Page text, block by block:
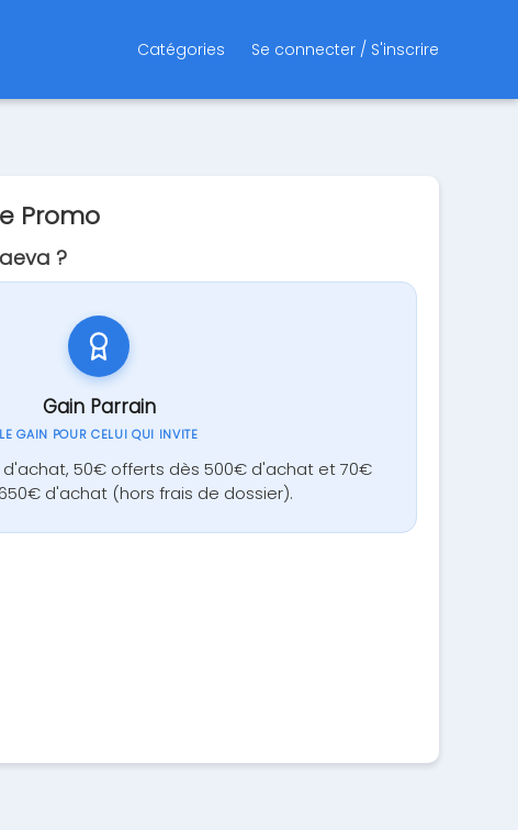
Catégories Se connecter / S'inscrire
Promo
?
Gain Parrain
LE GAIN POUR CELUI QUI INVITE
50€ offerts dès 500€ d'achat et 70€
d'achat (hors frais de dossier).